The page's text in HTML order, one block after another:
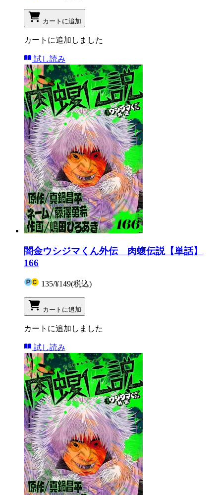
カートに追加
カートに追加しました
試し読み
闇金ウシジマくん外伝 肉蝮伝説【単話】
166
135/¥149(税込)
カートに追加
カートに追加しました
試し読み